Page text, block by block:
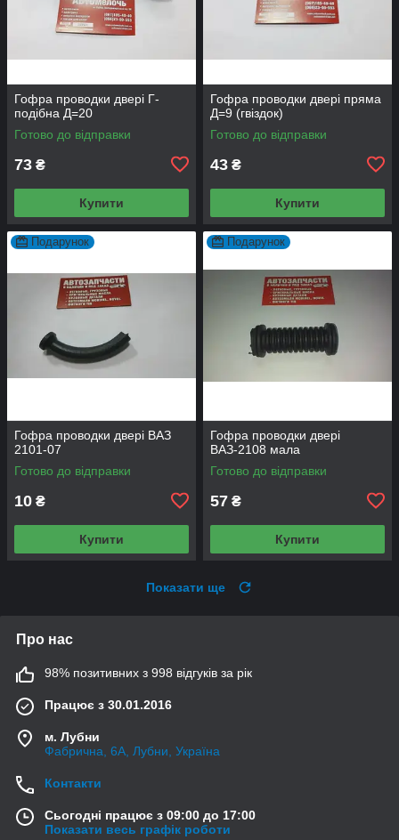
Гофра проводки двері Г-
подібна Д=20
Готово до відправки
73 ₴
Купити
Гофра проводки двері пряма
Д=9 (гвіздок)
Готово до відправки
43 ₴
Купити
Подарунок
Гофра проводки двері ВАЗ
2101-07
Готово до відправки
10 ₴
Купити
Подарунок
Гофра проводки двері
ВАЗ-2108 мала
Готово до відправки
57 ₴
Купити
Показати ще
Про нас
98% позитивних з 998 відгуків за рік
Працює з 30.01.2016
м. Лубни
Фабрична, 6А, Лубни, Україна
Контакти
Сьогодні працює з 09:00 до 17:00
Показати весь графік роботи